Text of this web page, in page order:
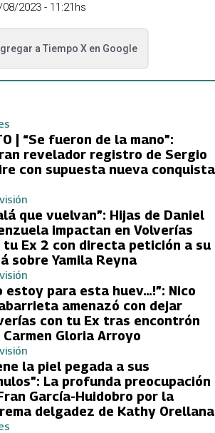
08/2023 - 11:21hs
a Tiempo Xen Google
nueva pestaña
| “Se fueron de la mano”:
revelador registro de Sergio
con supuesta nueva conquista
que vuelvan”: Hijas de Daniel
impactan en Volverías
tu Ex 2 con directa petición a su
sobre Yamila Reyna
estoy para esta huev…!”: Nico
amenazó con dejar
con tu Ex tras encontrón
Carmen Gloria Arroyo
la piel pegada a sus
La profunda preocupación
García-Huidobro por la
delgadez de Kathy Orellana